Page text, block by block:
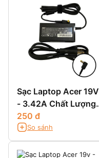
Sạc Laptop Acer 19V
- 3.42A Chất Lượng
Cao
250 đ
So sánh